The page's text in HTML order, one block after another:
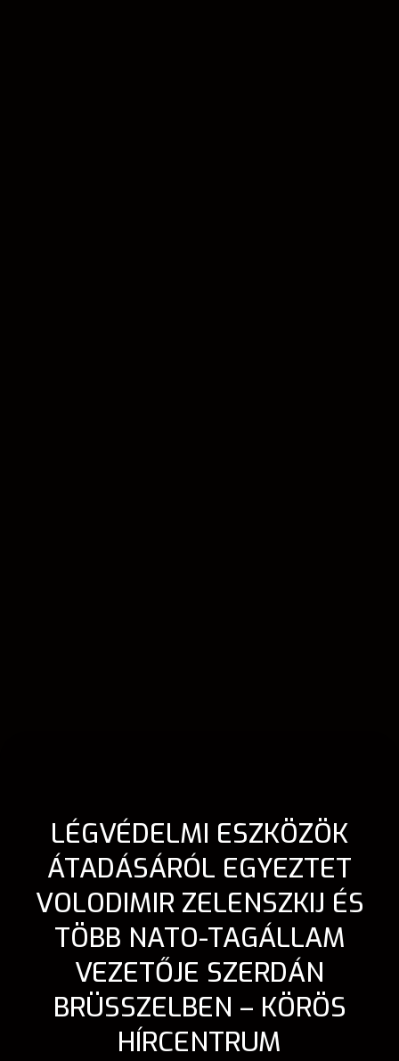
LÉGVÉDELMI ESZKÖZÖK
ÁTADÁSÁRÓL EGYEZTET
VOLODIMIR ZELENSZKIJ ÉS
TÖBB NATO-TAGÁLLAM
VEZETŐJE SZERDÁN
BRÜSSZELBEN – KÖRÖS
HÍRCENTRUM